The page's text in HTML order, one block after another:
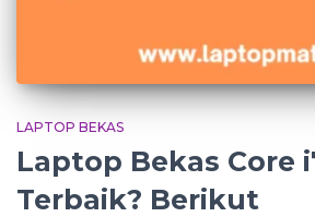
LAPTOP BEKAS
Laptop Bekas Core
Terbaik? Berikut